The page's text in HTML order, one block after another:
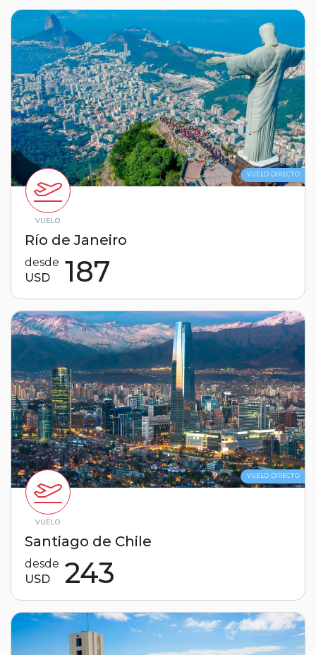
VUELO
VUELO DIRECTO
Río de Janeiro
desde
USD
187
VUELO
VUELO DIRECTO
Santiago de Chile
desde
USD
243